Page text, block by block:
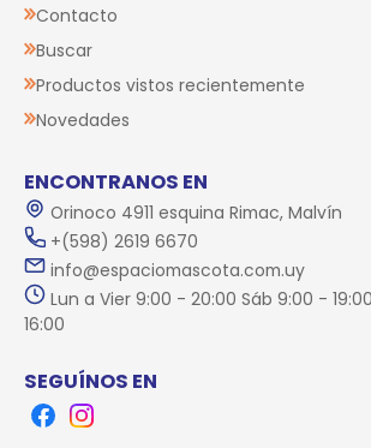
Contacto
Buscar
Productos vistos recientemente
Novedades
ENCONTRANOS EN
Orinoco 4911 esquina Rimac, Malvín
+(598) 2619 6670
info@espaciomascota.com.uy
Lun a Vier 9:00 - 20:00 Sáb 9:00 -
16:00
SEGUÍNOS EN
FacebookInstagram